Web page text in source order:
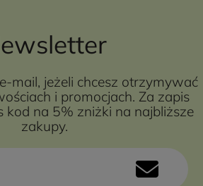
mail, jeżeli chcesz otrzymywać
i promocjach. Za zapis
kod na 5% zniżki na najbliższe
zakupy.